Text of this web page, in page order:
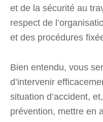
et de la sécurité au
respect de
et des procédures
Bien entendu, vous
d’intervenir
situation d’accident,
prévention, mettre en